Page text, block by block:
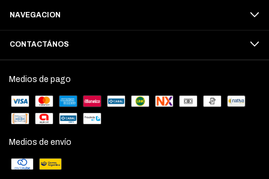
NAVEGACION
CONTACTÁNOS
Medios de pago
Medios de envío